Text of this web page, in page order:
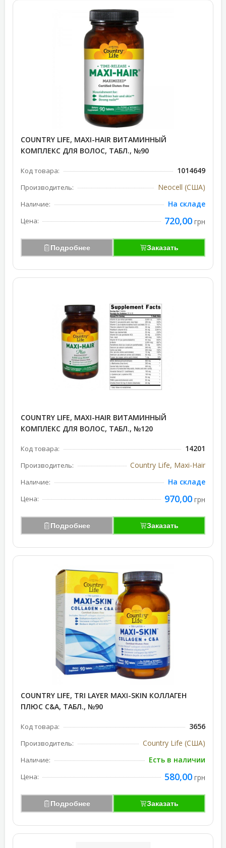
COUNTRY LIFE, MAXI-HAIR ВИТАМИННЫЙ
КОМПЛЕКС ДЛЯ ВОЛОС, ТАБЛ., №90
Код товара: 1014649
Производитель: Neocell (США)
Наличие: На складе
Цена: 720,00 грн
Подробнее Заказать
COUNTRY LIFE, MAXI-HAIR ВИТАМИННЫЙ
КОМПЛЕКС ДЛЯ ВОЛОС, ТАБЛ., №120
Код товара: 14201
Производитель: Country Life, Maxi-Hair
Наличие: На складе
Цена: 970,00 грн
Подробнее Заказать
COUNTRY LIFE, TRI LAYER MAXI-SKIN КОЛЛАГЕН
ПЛЮС C&А, ТАБЛ., №90
Код товара: 3656
Производитель: Country Life (США)
Наличие: Есть в наличии
Цена: 580,00 грн
Подробнее Заказать